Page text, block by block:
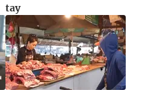
tay